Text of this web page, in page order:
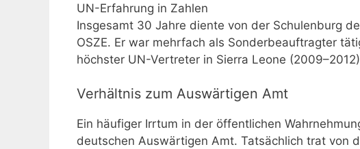
UN-Erfahrung in Zahlen
Insgesamt 30 Jahre diente von der Schulenburg
OSZE. Er war mehrfach als Sonderbeauftragter
höchster UN-Vertreter in Sierra Leone
Verhältnis zum Auswärtigen Amt
Ein häufiger Irrtum in der öffentlichen
deutschen Auswärtigen Amt. Tatsächlich trat von